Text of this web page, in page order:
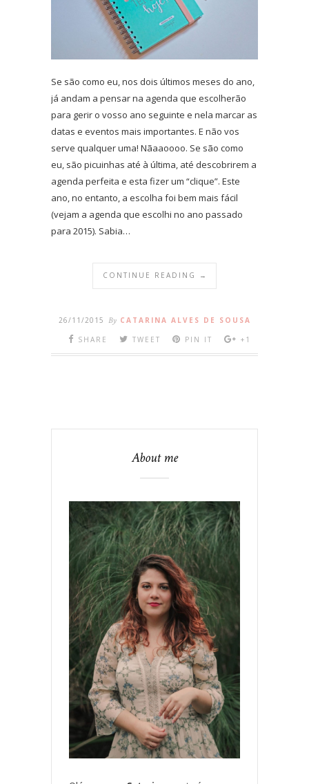
Se são como eu, nos dois últimos meses do ano,
já andam a pensar na agenda que escolherão
para gerir o vosso ano seguinte e nela marcar as
datas e eventos mais importantes. E não vos
serve qualquer uma! Nãaaoooo. Se são como
eu, são picuinhas até à última, até descobrirem a
agenda perfeita e esta fizer um “clique”. Este
ano, no entanto, a escolha foi bem mais fácil
(vejam a agenda que escolhi no ano passado
para 2015). Sabia…
CONTINUE READING →
26/11/2015 By CATARINA ALVES DE SOUSA
SHARE
TWEET PIN IT +1
About me